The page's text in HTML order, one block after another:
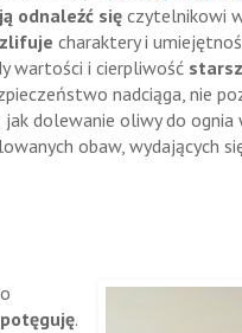
odnaleźć się czytelnikowi
charaktery i
wartości i cierpliwość
nadciąga, nie
jak dolewanie oliwy do ognia
obaw, wydających
potęguję.